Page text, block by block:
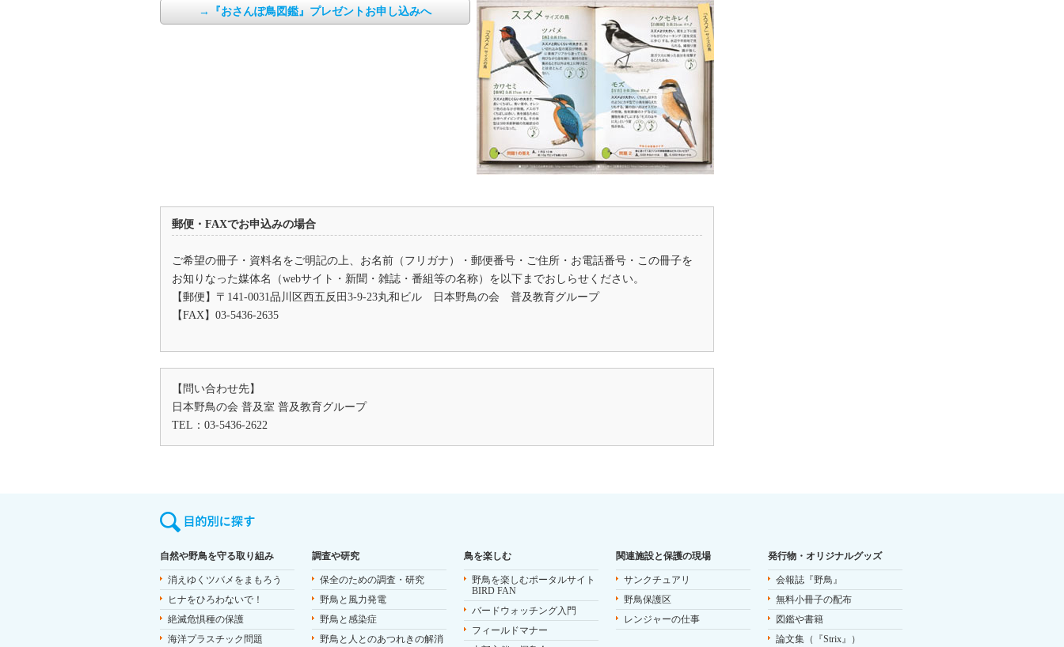
→『おさんぽ鳥図鑑』プレゼントお申し込みへ
郵便・FAXでお申込みの場合
ご希望の冊子・資料名をご明記の上、お名前（フリガナ）・郵便番号・ご住所・お電話番号・この冊子を
お知りなった媒体名（webサイト・新聞・雑誌・番組等の名称）を以下までおしらせください。
【郵便】〒141-0031品川区西五反田3-9-23丸和ビル 日本野鳥の会 普及教育グループ
【FAX】03-5436-2635
【問い合わせ先】
日本野鳥の会 普及室 普及教育グループ
TEL：03-5436-2622
自然や野鳥を守る取り組み
消えゆくツバメをまもろう
ヒナをひろわないで！
絶滅危惧種の保護
海洋プラスチック問題
調査や研究
保全のための調査・研究
野鳥と風力発電
野鳥と感染症
野鳥と人とのあつれきの解消
鳥を楽しむ
野鳥を楽しむポータルサイト
BIRD FAN
バードウォッチング入門
フィールドマナー
関連施設と保護の現場
サンクチュアリ
野鳥保護区
レンジャーの仕事
発行物・オリジナルグッズ
会報誌『野鳥』
無料小冊子の配布
図鑑や書籍
論文集（『Strix』）